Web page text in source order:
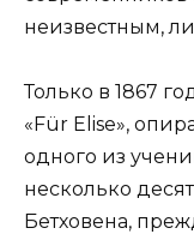
неизвестным,
Только в 1867
«Für Elise»,
одного из
несколько
Бетховена,